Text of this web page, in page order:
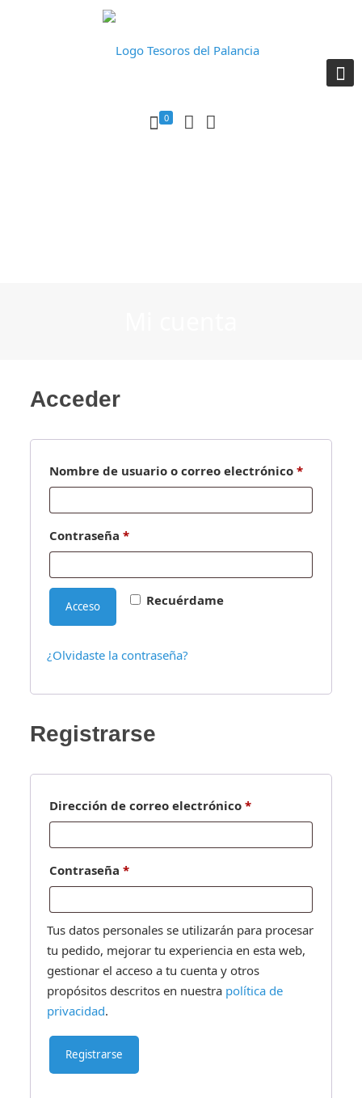
0
Acceder
Nombre de usuario o correo electrónico *
Contraseña *Obligatorio
Recuérdame
Acceso
¿Olvidaste la contraseña?
Registrarse
Dirección de correo electrónico *Obligatorio
Contraseña *Obligatorio
Tus datos personales se utilizarán para procesar
tu pedido, mejorar tu experiencia en esta web,
gestionar el acceso a tu cuenta y otros
propósitos descritos en nuestra política de
privacidad.
Registrarse